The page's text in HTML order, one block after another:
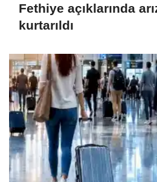
Fethiye açıklarında
kurtarıldı